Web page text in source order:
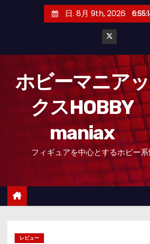
日. 8月 9th, 2026
ホビーマニアッ
クスHOBBY
maniax
フィギュアを中心とするホビー
レビュー